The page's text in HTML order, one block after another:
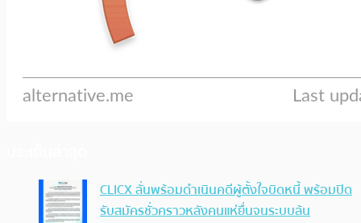
CLICX ลั่นพร้อมดำเนินคดีผู้ตั้งใจบิดหนี้ พร้อมปิด
รับสมัครชั่วคราวหลังคนแห่ยื่นจนระบบล้น